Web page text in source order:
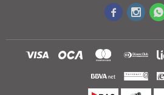
  